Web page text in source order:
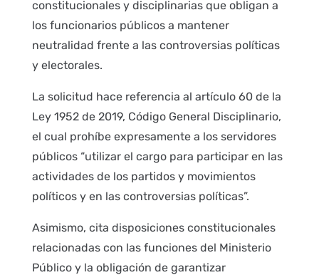
constitucionales y disciplinarias que obligan a
los funcionarios públicos a mantener
neutralidad frente a las controversias políticas
y electorales.
La solicitud hace referencia al artículo 60 de la
Ley 1952 de 2019, Código General Disciplinario,
el cual prohíbe expresamente a los servidores
públicos “utilizar el cargo para participar en las
actividades de los partidos y movimientos
políticos y en las controversias políticas”.
Asimismo, cita disposiciones constitucionales
relacionadas con las funciones del Ministerio
Público y la obligación de garantizar